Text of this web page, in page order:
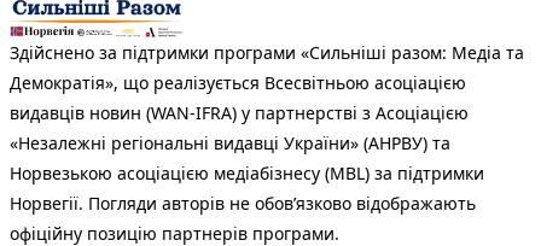
Здійснено за підтримки програми «Сильніші разом: Медіа та
Демократія», що реалізується Всесвітньою асоціацією
видавців новин (WAN-IFRA) у партнерстві з Асоціацією
«Незалежні регіональні видавці України» (АНРВУ) та
Норвезькою асоціацією медіабізнесу (MBL) за підтримки
Норвегії. Погляди авторів не обов’язково відображають
офіційну позицію партнерів програми.